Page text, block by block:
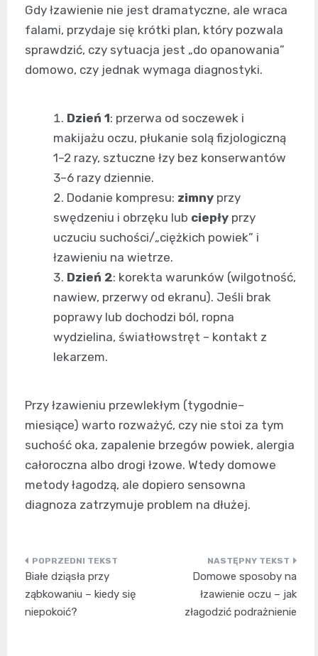
Gdy łzawienie nie jest dramatyczne, ale wraca
falami, przydaje się krótki plan, który pozwala
sprawdzić, czy sytuacja jest „do opanowania”
domowo, czy jednak wymaga diagnostyki.
Dzień 1: przerwa od soczewek i
makijażu oczu, płukanie solą fizjologiczną
1–2 razy, sztuczne łzy bez konserwantów
3–6 razy dziennie.
Dodanie kompresu: zimny przy
swędzeniu i obrzęku lub ciepły przy
uczuciu suchości/„ciężkich powiek” i
łzawieniu na wietrze.
Dzień 2: korekta warunków (wilgotność,
nawiew, przerwy od ekranu). Jeśli brak
poprawy lub dochodzi ból, ropna
wydzielina, światłowstręt – kontakt z
lekarzem.
Przy łzawieniu przewlekłym (tygodnie–
miesiące) warto rozważyć, czy nie stoi za tym
suchość oka, zapalenie brzegów powiek, alergia
całoroczna albo drogi łzowe. Wtedy domowe
metody łagodzą, ale dopiero sensowna
diagnoza zatrzymuje problem na dłużej.
Nawigacja
wpisu
Białe dziąsła przy
ząbkowaniu – kiedy się
niepokoić?
Domowe sposoby na
łzawienie oczu – jak
złagodzić podrażnienie